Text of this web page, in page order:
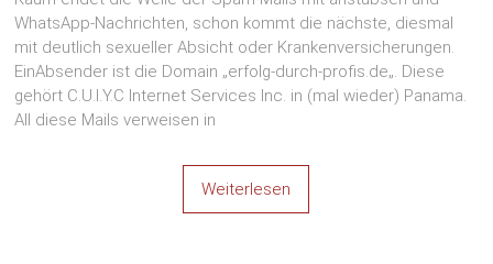
WhatsApp-Nachrichten, schon kommt die nächste, diesmal
mit deutlich sexueller Absicht oder Krankenversicherungen.
EinAbsender ist die Domain „erfolg-durch-profis.de„. Diese
gehört C.U.I.Y.C Internet Services Inc. in (mal wieder) Panama.
All diese Mails verweisen in
Weiterlesen